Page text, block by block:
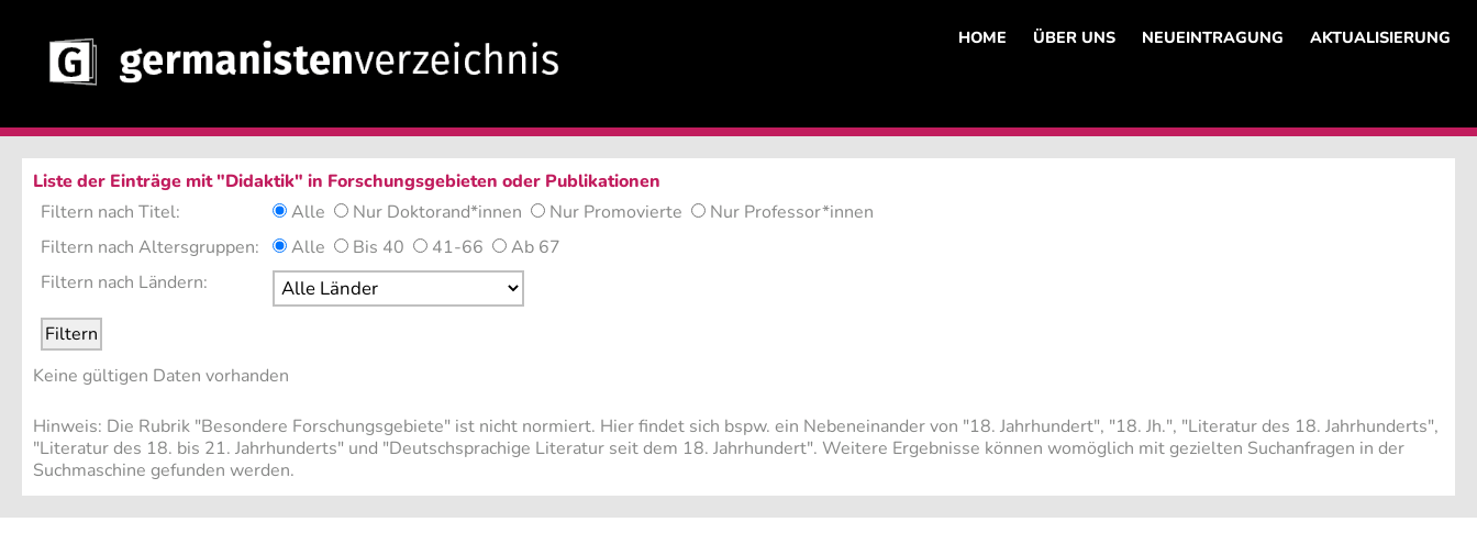
HOME ÜBER UNS NEUEINTRAGUNG AKTUALISIERUNG
Liste der Einträge mit "Didaktik" in Forschungsgebieten oder Publikationen
Filtern nach Titel:
Alle Nur Doktorand*innen Nur Promovierte
Nur Professor*innen
Filtern nach Altersgruppen:
Alle Bis 40 41-66
Ab 67
Filtern nach Ländern:
Keine gültigen Daten vorhanden
Hinweis: Die Rubrik "Besondere Forschungsgebiete" ist nicht normiert. Hier findet sich bspw. ein Nebeneinander von "18. Jahrhundert", "18. Jh.", "Literatur des 18. Jahrhunderts",
"Literatur des 18. bis 21. Jahrhunderts" und "Deutschsprachige Literatur seit dem 18. Jahrhundert". Weitere Ergebnisse können womöglich mit gezielten Suchanfragen in der
Suchmaschine gefunden werden.